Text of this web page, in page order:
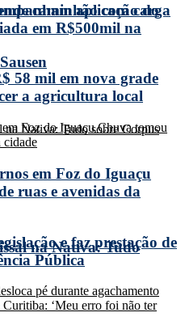
aplicação do
na Nativa: Tudo
caminhão com carga
em R$500mil na
58 mil em nova grade
a agricultura local
em Foz do Iguaçu
ruas e avenidas da
e faz prestação de
Pública